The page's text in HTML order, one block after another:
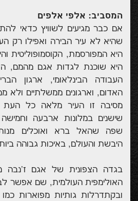
המסביב: אלפי אלפים
אם כבר מגיעים לשוויץ כדאי
שהיא לא עיר הבירה ואפילו רק
היא המפורסמת, הקוסמופוליטית
היא שוכנת לגדות אגם מהמם,
העבודה הבינלאומי, ארגון
האדום, וארגונים ממשלתיים ולא
מסיבה זו העיר מלאה כל העת
שישנים במלונות ארבעה
שפה שהאל ברא ואוכלים מנות
היבשת והעולם, באיכות גבוהה
בגדה הצפונית של אגם ז'נבה
האולימפית העולמית, שם אפשר
ובקתדרלות גותיות מפוארות